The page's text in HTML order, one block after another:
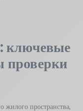
ключевые
проверки
жилого пространства,